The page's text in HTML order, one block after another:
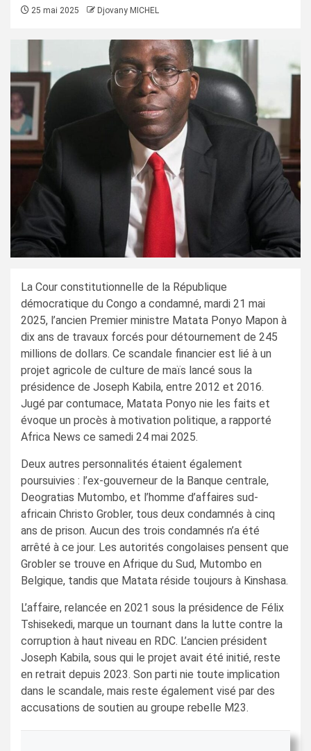
25 mai 2025 Djovany MICHEL
La Cour constitutionnelle de la République
démocratique du Congo a condamné, mardi 21 mai
2025, l’ancien Premier ministre Matata Ponyo Mapon à
dix ans de travaux forcés pour détournement de 245
millions de dollars. Ce scandale financier est lié à un
projet agricole de culture de maïs lancé sous la
présidence de Joseph Kabila, entre 2012 et 2016.
Jugé par contumace, Matata Ponyo nie les faits et
évoque un procès à motivation politique, a rapporté
Africa News ce samedi 24 mai 2025.
Deux autres personnalités étaient également
poursuivies : l’ex-gouverneur de la Banque centrale,
Deogratias Mutombo, et l’homme d’affaires sud-
africain Christo Grobler, tous deux condamnés à cinq
ans de prison. Aucun des trois condamnés n’a été
arrêté à ce jour. Les autorités congolaises pensent que
Grobler se trouve en Afrique du Sud, Mutombo en
Belgique, tandis que Matata réside toujours à Kinshasa.
L’affaire, relancée en 2021 sous la présidence de Félix
Tshisekedi, marque un tournant dans la lutte contre la
corruption à haut niveau en RDC. L’ancien président
Joseph Kabila, sous qui le projet avait été initié, reste
en retrait depuis 2023. Son parti nie toute implication
dans le scandale, mais reste également visé par des
accusations de soutien au groupe rebelle M23.